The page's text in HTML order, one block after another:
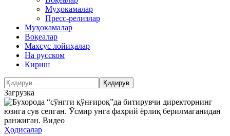
Муҳокамалар
Пресс-релизлар
Муҳокамалар
Воқеалар
Махсус лойиҳалар
На русском
Кириш
Загрузка
Ҳодисалар